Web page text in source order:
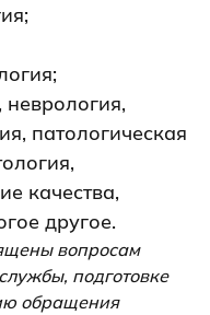
патологическая
качества,
другое.
вопросам
подготовке
обращения